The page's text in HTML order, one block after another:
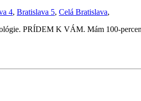
4, Bratislava 5, Celá Bratislava,
PRÍDEM K VÁM. Mám 100-